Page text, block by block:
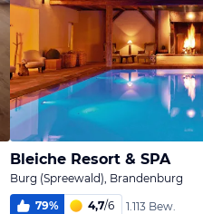
Bleiche Resort & SPA
Burg (Spreewald), Brandenburg
79% 4,7/6 1.113 Bew.